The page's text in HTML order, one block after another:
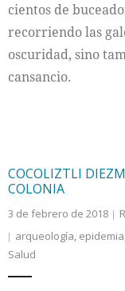
cientos de
recorriendo las
oscuridad, sino
cansancio.
COCOLIZTLI
COLONIA
3 de febrero de 2018
arqueología, epidemia
Salud